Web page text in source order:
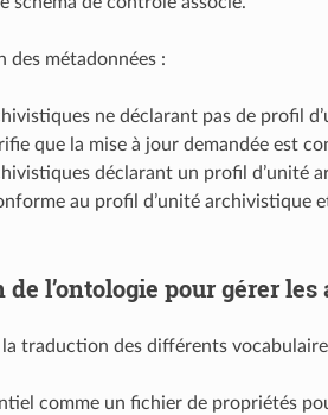
des métadonnées :
ne déclarant pas de profil
que la mise à jour demandée est
déclarant un profil d’unité
au profil d’unité archivistique
l’ontologie pour gérer
la traduction des différents
comme un fichier de propriétés